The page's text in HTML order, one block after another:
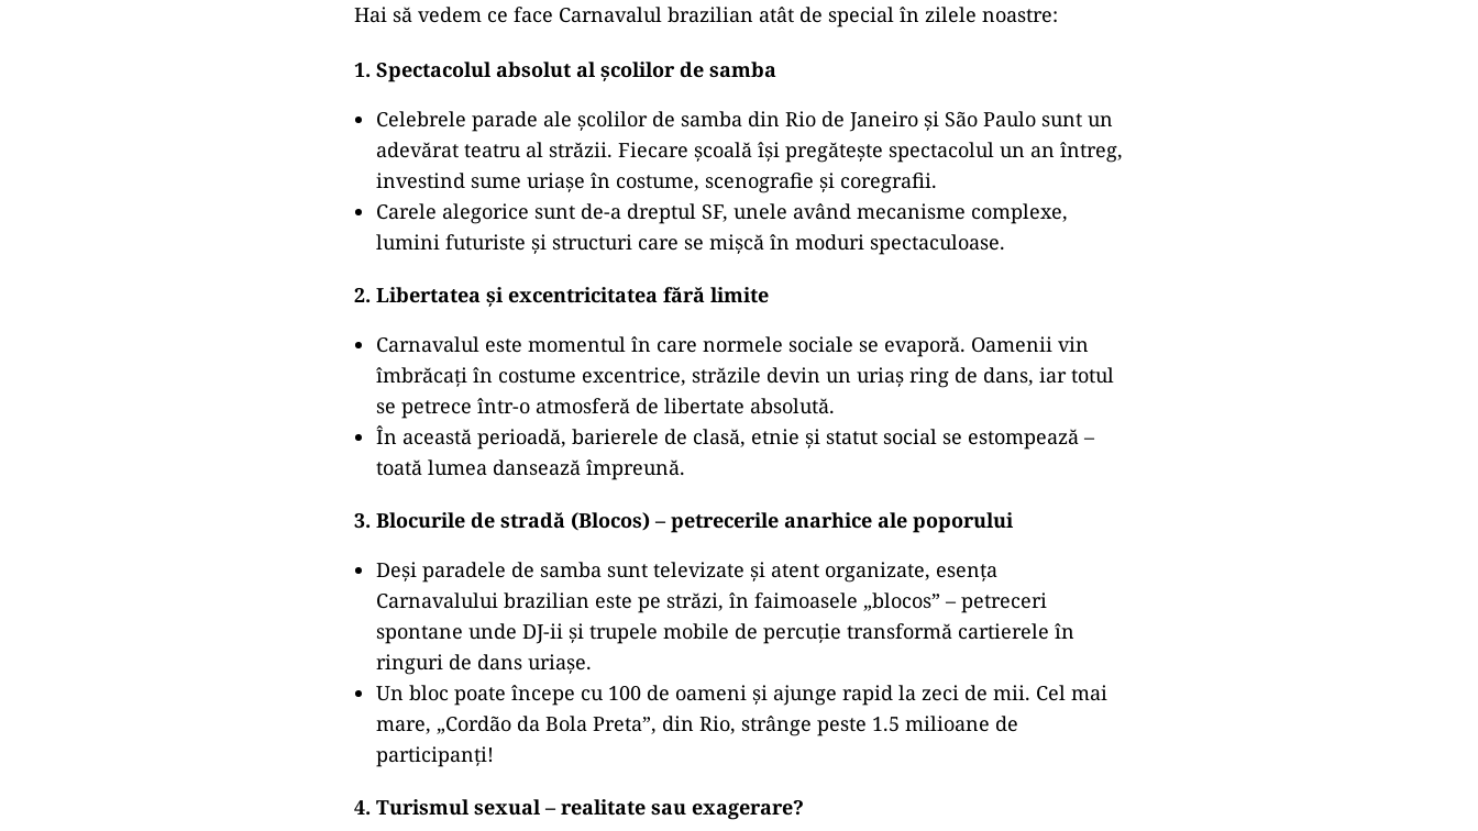
Hai să vedem ce face Carnavalul brazilian atât de special în zilele noastre:
1. Spectacolul absolut al școlilor de samba
Celebrele parade ale școlilor de samba din Rio de Janeiro și São Paulo sunt un
adevărat teatru al străzii. Fiecare școală își pregătește spectacolul un an întreg,
investind sume uriașe în costume, scenografie și coregrafii.
Carele alegorice sunt de-a dreptul SF, unele având mecanisme complexe,
lumini futuriste și structuri care se mișcă în moduri spectaculoase.
2. Libertatea și excentricitatea fără limite
Carnavalul este momentul în care normele sociale se evaporă. Oamenii vin
îmbrăcați în costume excentrice, străzile devin un uriaș ring de dans, iar totul
se petrece într-o atmosferă de libertate absolută.
În această perioadă, barierele de clasă, etnie și statut social se estompează –
toată lumea dansează împreună.
3. Blocurile de stradă (Blocos) – petrecerile anarhice ale poporului
Deși paradele de samba sunt televizate și atent organizate, esența
Carnavalului brazilian este pe străzi, în faimoasele „blocos” – petreceri
spontane unde DJ-ii și trupele mobile de percuție transformă cartierele în
ringuri de dans uriașe.
Un bloc poate începe cu 100 de oameni și ajunge rapid la zeci de mii. Cel mai
mare, „Cordão da Bola Preta”, din Rio, strânge peste 1.5 milioane de
participanți!
4. Turismul sexual – realitate sau exagerare?